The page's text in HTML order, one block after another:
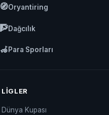
🧭Oryantiring
🧗Dağcılık
🦽Para Sporları
LIGLER
Dünya Kupası